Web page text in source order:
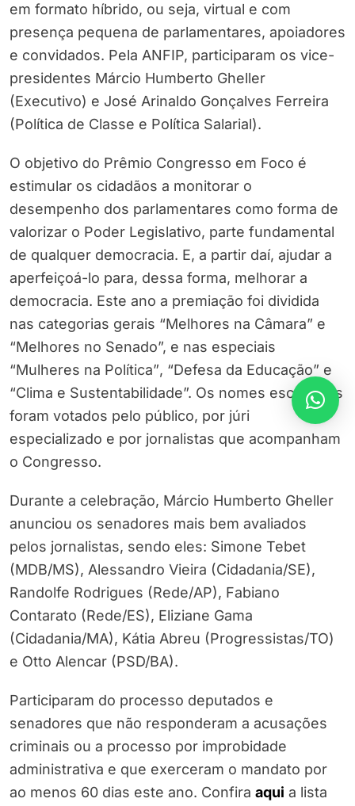
em formato híbrido, ou seja, virtual e com
presença pequena de parlamentares, apoiadores
e convidados. Pela ANFIP, participaram os vice-
presidentes Márcio Humberto Gheller
(Executivo) e José Arinaldo Gonçalves Ferreira
(Política de Classe e Política Salarial).
O objetivo do Prêmio Congresso em Foco é
estimular os cidadãos a monitorar o
desempenho dos parlamentares como forma de
valorizar o Poder Legislativo, parte fundamental
de qualquer democracia. E, a partir daí, ajudar a
aperfeiçoá-lo para, dessa forma, melhorar a
democracia. Este ano a premiação foi dividida
nas categorias gerais “Melhores na Câmara” e
“Melhores no Senado”, e nas especiais
“Mulheres na Política”, “Defesa da Educação” e
“Clima e Sustentabilidade”. Os nomes escolhidos
foram votados pelo público, por júri
especializado e por jornalistas que acompanham
o Congresso.
Durante a celebração, Márcio Humberto Gheller
anunciou os senadores mais bem avaliados
pelos jornalistas, sendo eles: Simone Tebet
(MDB/MS), Alessandro Vieira (Cidadania/SE),
Randolfe Rodrigues (Rede/AP), Fabiano
Contarato (Rede/ES), Eliziane Gama
(Cidadania/MA), Kátia Abreu (Progressistas/TO)
e Otto Alencar (PSD/BA).
Participaram do processo deputados e
senadores que não responderam a acusações
criminais ou a processo por improbidade
administrativa e que exerceram o mandato por
ao menos 60 dias este ano. Confira aqui a lista